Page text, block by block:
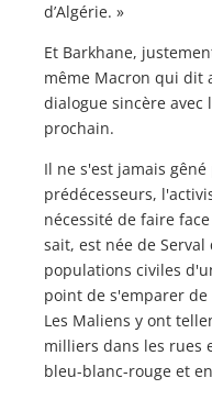
d’Algérie. »
Et Barkhane,
même Macron qui dit
dialogue sincère
prochain.
Il ne s'est jamais
prédécesseurs,
nécessité de faire
sait, est née de
populations civiles
point de s'emparer de
Les Maliens y ont
milliers dans les rues
bleu-blanc-rouge et